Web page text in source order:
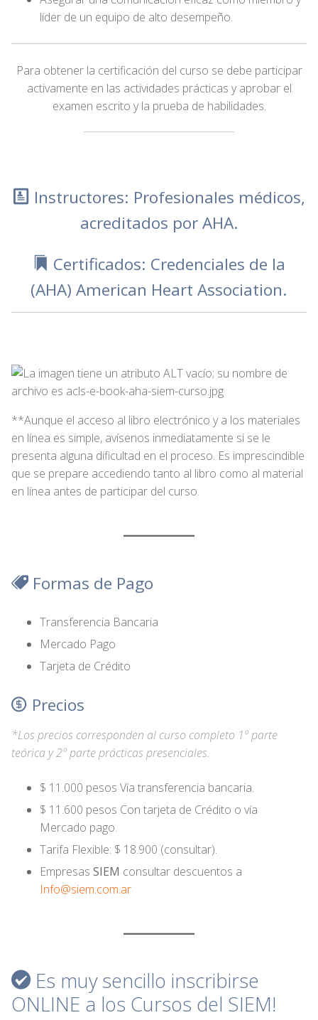
líder de un equipo de alto desempeño.
Para obtener la certificación del curso se debe participar
activamente en las actividades prácticas y aprobar el
examen escrito y la prueba de habilidades.
Instructores: Profesionales médicos,
acreditados por AHA.
Certificados: Credenciales de la
(AHA) American Heart Association.
**Aunque el acceso al libro electrónico y a los materiales
en línea es simple, avísenos inmediatamente si se le
presenta alguna dificultad en el proceso. Es imprescindible
que se prepare accediendo tanto al libro como al material
en línea antes de participar del curso.
Formas de Pago
Transferencia Bancaria
Mercado Pago
Tarjeta de Crédito
Precios
*Los precios corresponden al curso completo 1º parte
teórica y 2º parte prácticas presenciales.
$ 11.000 pesos Vía transferencia bancaria.
$ 11.600 pesos Con tarjeta de Crédito o vía
Mercado pago.
Tarifa Flexible: $ 18.900 (consultar).
Empresas SIEM consultar descuentos a
Info@siem.com.ar
Es muy sencillo inscribirse
ONLINE a los Cursos del SIEM!